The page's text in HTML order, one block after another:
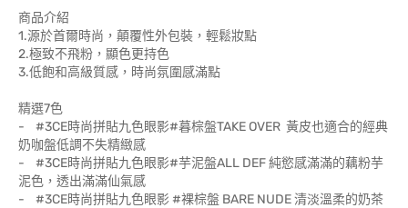
商品介紹
1.源於首爾時尚，顛覆性外包裝，輕鬆妝點
2.極致不飛粉，顯色更持色
3.低飽和高級質感，時尚氛圍感滿點
精選7色
- #3CE時尚拼貼九色眼影#暮棕盤TAKE OVER 黃皮也適合的經典
奶咖盤低調不失精緻感
- #3CE時尚拼貼九色眼影#芋泥盤ALL DEF 純慾感滿滿的藕粉芋
泥色，透出滿滿仙氣感
- #3CE時尚拼貼九色眼影 #裸棕盤 BARE NUDE 清淡溫柔的奶茶